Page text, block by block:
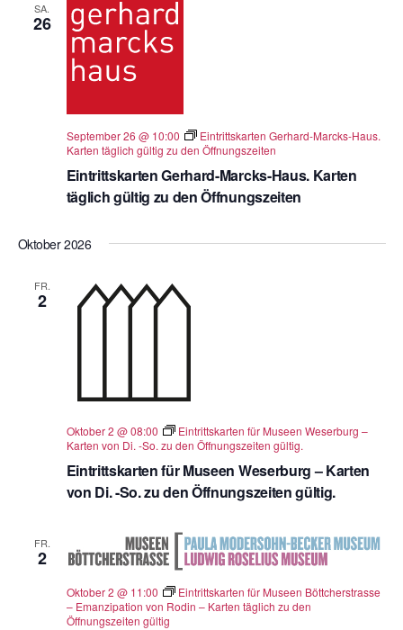
SA.
26
Eintrittskarten Gerhard-Marcks-Haus. Karten
täglich gültig zu den Öffnungszeiten
September 26 @ 10:00
Eintrittskarten Gerhard-Marcks-Haus.
Karten täglich gültig zu den Öffnungszeiten
Oktober 2026
FR.
2
Eintrittskarten für Museen Weserburg – Karten
von Di. -So. zu den Öffnungszeiten gültig.
Oktober 2 @ 08:00
Eintrittskarten für Museen Weserburg –
Karten von Di. -So. zu den Öffnungszeiten gültig.
FR.
2
Oktober 2 @ 11:00
Eintrittskarten für Museen Böttcherstrasse
– Emanzipation von Rodin – Karten täglich zu den
Öffnungszeiten gültig